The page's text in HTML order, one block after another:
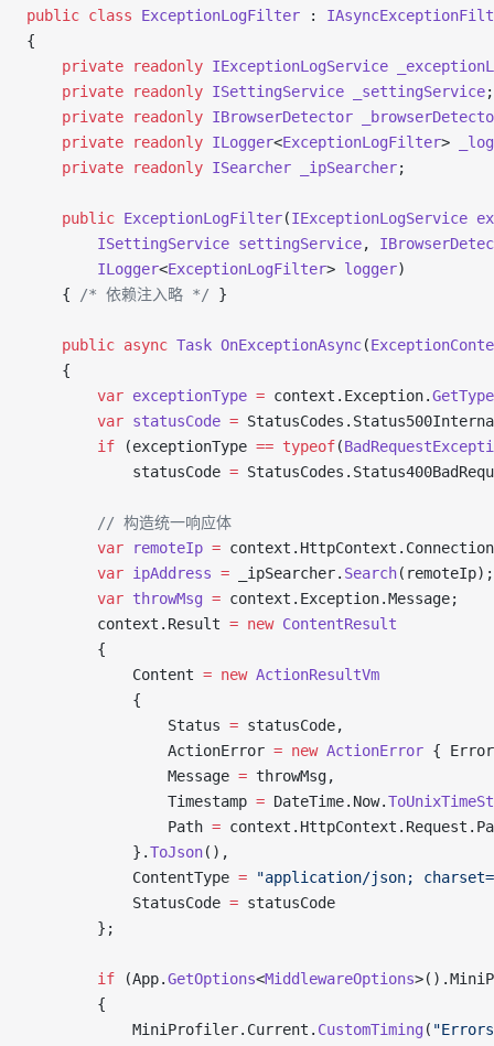
public class ExceptionLogFilter :
{
    private
readonly IExceptionLogService
    private
readonly ISettingService _settingService;
    private
readonly IBrowserDetector
    private
readonly ILogger<ExceptionLogFilter>
    private
readonly ISearcher _ipSearcher;
    public
ExceptionLogFilter(IExceptionLogService
        ISettingService
settingService,
        ILogger
<ExceptionLogFilter> logger)
    {
/* 依赖注入略 */ }
    public
async Task OnExceptionAsync(
    {
        var
exceptionType = context.Exception.GetType
        var
statusCode =
        if
(exceptionType == typeof(
            statusCode
=
        // 构造统一响应体
        var
remoteIp =
        var
ipAddress = _ipSearcher. Search(remoteIp);
        var
throwMsg = context.Exception.Message;
        context.Result
= new ContentResult
        {
            Content
= new ActionResultVm
            {
                Status
= statusCode,
                ActionError
= new ActionError {
                Message
= throwMsg,
                Timestamp
= DateTime.Now.
                Path
=
            }.
ToJson(),
            ContentType
= "application/json;
            StatusCode
= statusCode
        };
        if
(App.GetOptions<MiddlewareOptions
        {
            MiniProfiler.Current.
CustomTiming (